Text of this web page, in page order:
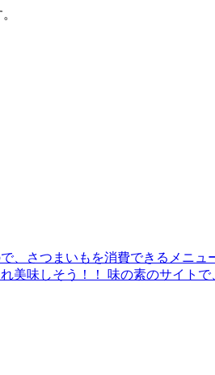
、さつまいもを消費できるメニュ
美味しそう！！ 味の素のサイトで